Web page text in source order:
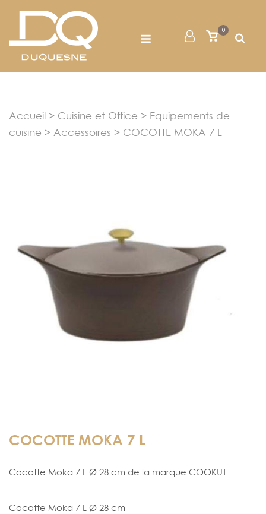
content
Mon
Voir
0
Accueil > Cuisine et Office > Equipements de
cuisine > Accessoires > COCOTTE MOKA 7 L
COCOTTE MOKA 7 L
Cocotte Moka 7 L Ø 28 cm de la marque COOKUT
Cocotte Moka 7 L Ø 28 cm